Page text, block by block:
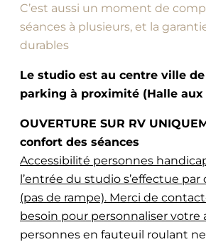
C’est aussi un moment de
séances à plusieurs, et la
durables
Le studio est au centre ville
parking à proximité (Halle aux
OUVERTURE SUR RV
confort des séances
Accessibilité personnes
l’entrée du studio s’effectue par
(pas de rampe). Merci de
besoin pour personnaliser votre
personnes en fauteuil roulant